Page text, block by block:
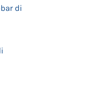
di